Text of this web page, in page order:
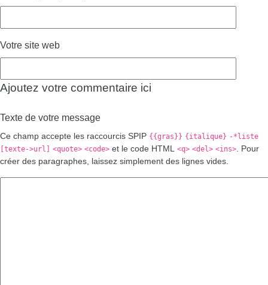
Votre site web
Ajoutez votre commentaire ici
Texte de votre message
Ce champ accepte les raccourcis SPIP {{gras}} {italique} -*liste
[texte->url]
<quote> <code> et le code HTML <q> <del> <ins>. Pour
créer des paragraphes, laissez simplement des lignes vides.